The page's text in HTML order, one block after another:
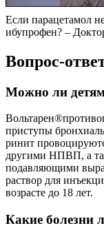
Если парацетамол
ибупрофен? –
Вопрос-
Можно ли
приступы
ринит
другими НПВП, а
подавляющими
раствор для
возрасте до 18 лет.
Какие болезни